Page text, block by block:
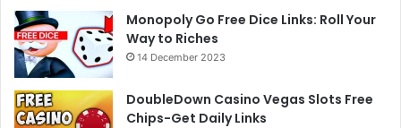
Monopoly Go Free Dice Links: Roll Your
Way to Riches
14 December 2023
DoubleDown Casino Vegas Slots Free
Chips-Get Daily Links